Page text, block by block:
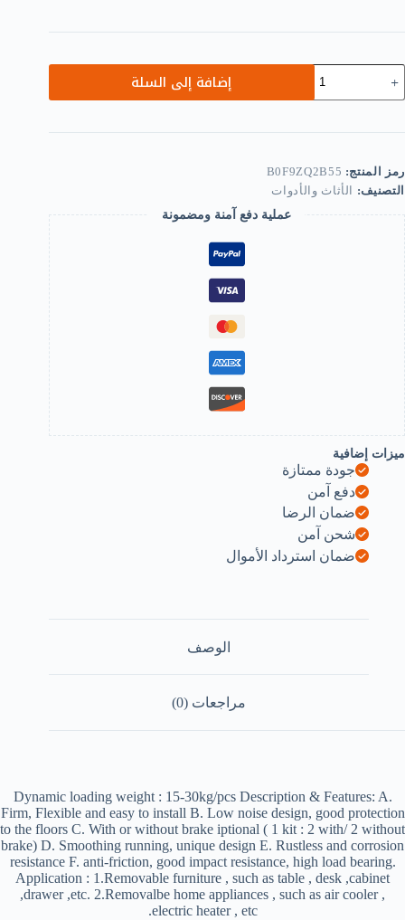
MySouqEg-
store
Pcs/set
Wheel
Furniture
Casters
Computer
and
office
Desks
(Black,
4
Cm
with
Breaks
9mm)-
B0F9ZQ2B55
إضافة إلى السلة
رمز المنتج: B0F9ZQ2B55
التصنيف: الأثاث والأدوات
عملية دفع آمنة ومضمونة
ميزات إضافية
جودة ممتازة
دفع آمن
ضمان الرضا
شحن آمن
ضمان استرداد الأموال
الوصف
مراجعات (0)
Dynamic loading weight : 15-30kg/pcs Description & Features: A.
Firm, Flexible and easy to install B. Low noise design, good protection
to the floors C. With or without brake iptional ( 1 kit : 2 with/ 2 without
brake) D. Smoothing running, unique design E. Rustless and corrosion
resistance F. anti-friction, good impact resistance, high load bearing.
Application : 1.Removable furniture , such as table , desk ,cabinet
,drawer ,etc. 2.Removalbe home appliances , such as air cooler ,
electric heater , etc.